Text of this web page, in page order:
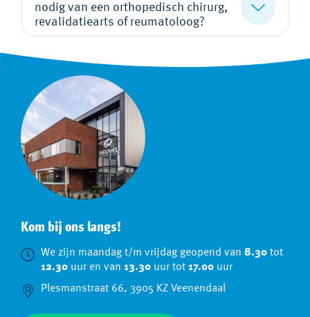
nodig van een orthopedisch chirurg,
revalidatiearts of reumatoloog?
Kom bij ons langs!
We zijn maandag t/m vrijdag geopend van 8.30tot
12.30uur en van 13.30uur tot 17.00uur
Plesmanstraat 66, 3905 KZ Veenendaal